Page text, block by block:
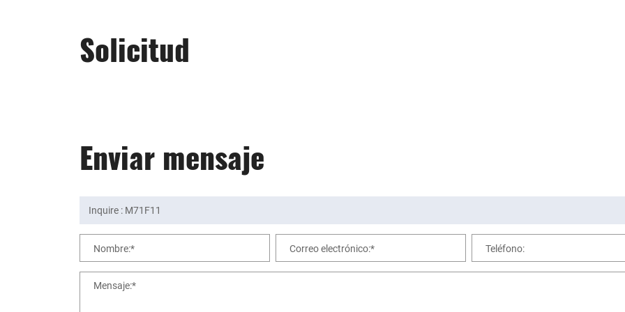
Solicitud
Enviar mensaje
Nombre:* Correo electrónico:* Teléfono:
Mensaje:*